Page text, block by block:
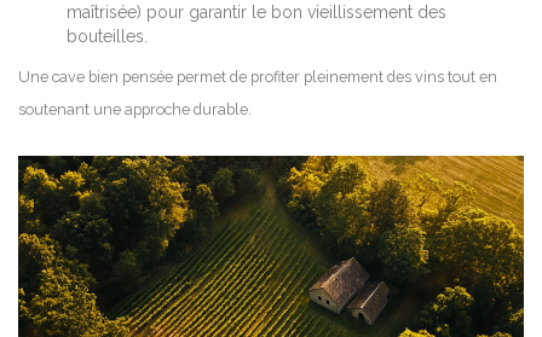
maîtrisée) pour garantir le bon vieillissement des
bouteilles.
Une cave bien pensée permet de profiter pleinement des vins tout en
soutenant une approche durable.